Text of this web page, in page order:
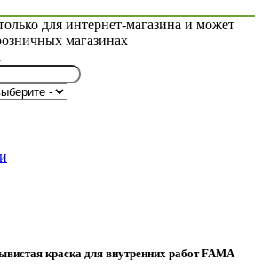
для интернет-магазина и может
магазинах
краска для внутренних работ FAMA